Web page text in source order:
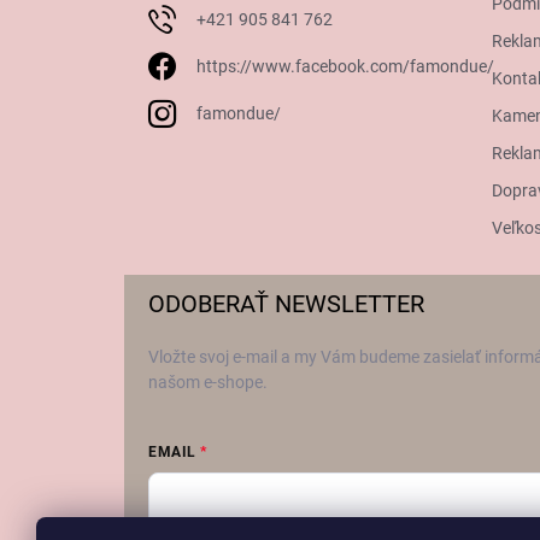
+421 905 841 762
https://www.facebook.com/famondue/
famondue/
ODOBERAŤ NEWSLETTER
Vložte svoj e-mail a my Vám budeme zasielať
našom e-shope.
EMAIL